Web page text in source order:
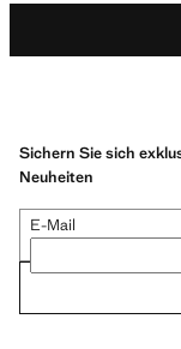
Sichern Sie sich
Neuheiten
E-Mail